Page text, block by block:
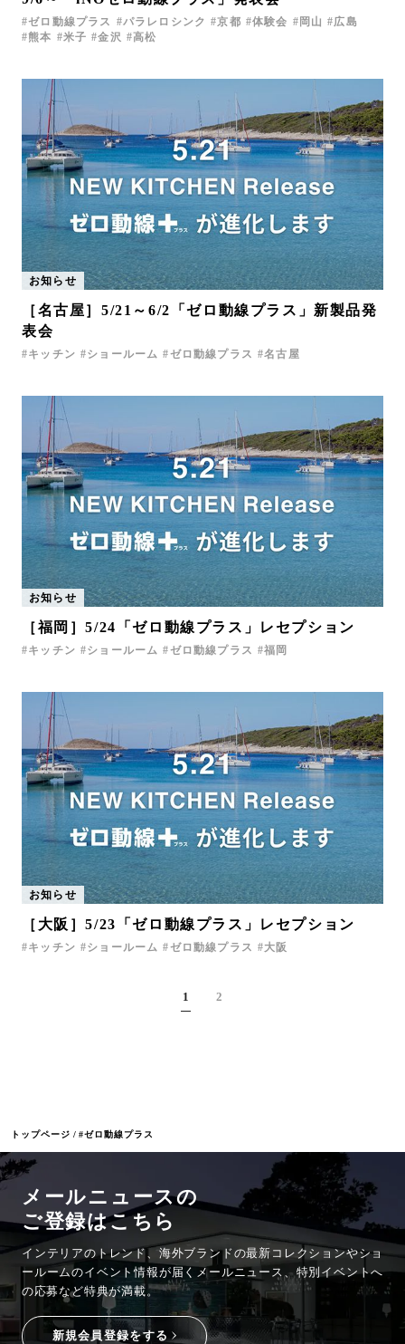
トップページ #ゼロ動線プラス
ゼロ動線プラス パラレロシンク 京都 体験会 岡山
広島
熊本
米子 金沢 高松
お知らせ
［名古屋］5/21～6/2「ゼロ動線プラス」新製品発
表会
キッチン ショールーム ゼロ動線プラス 名古屋
お知らせ
［福岡］5/24「ゼロ動線プラス」レセプション
キッチン ショールーム ゼロ動線プラス 福岡
お知らせ
［大阪］5/23「ゼロ動線プラス」レセプション
キッチン ショールーム ゼロ動線プラス 大阪
1 2
メールニュースの
ご登録はこちら
インテリアのトレンド、海外ブランドの最新コレクションやショ
ールームのイベント情報が 届くメールニュース、特別イベントへ
の応募など特典が満載。
新規会員登録をする